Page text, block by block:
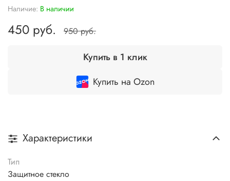
Наличие: В наличии
450 руб. 950 руб.
Купить в 1 клик
Купить на Ozon
Характеристики
Тип
Защитное стекло